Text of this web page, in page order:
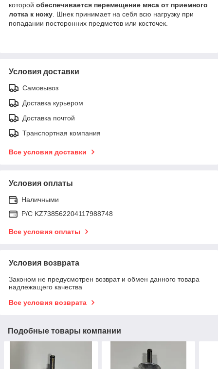
которой обеспечивается перемещение мяса от приемного
лотка к ножу . Шнек принимает на себя всю нагрузку при
попадании посторонних предметов или косточек.
Условия доставки
Самовывоз
Доставка курьером
Доставка почтой
Транспортная компания
Все условия доставки
Условия оплаты
Наличными
Р/C KZ738562204117988748
Все условия оплаты
Условия возврата
Законом не предусмотрен возврат и обмен данного товара
надлежащего качества
Все условия возврата
Подобные товары компании